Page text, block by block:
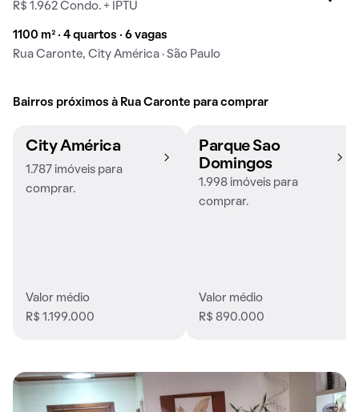
R$ 1.962 Condo. + IPTU
1100 m² · 4 quartos · 6 vagas
Rua Caronte, City América · São Paulo
Bairros próximos à Rua Caronte para comprar
City América
1.787 imóveis para
comprar.
Valor médio
R$ 1.199.000
Parque Sao
Domingos
1.998 imóveis para
comprar.
Valor médio
R$ 890.000